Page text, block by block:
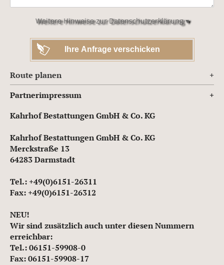
leer.Weitere Hinweise zur Datenschutzerklärung ▾
Route planen
Partnerimpressum
Kahrhof Bestattungen GmbH & Co. KG
Kahrhof Bestattungen GmbH & Co. KG
Merckstraße 13
64283 Darmstadt
Tel.: +49(0)6151-26311
Fax: +49(0)6151-26312
NEU!
Wir sind zusätzlich auch unter diesen Nummern
erreichbar:
Tel.: 06151-59908-0
Fax: 06151-59908-17